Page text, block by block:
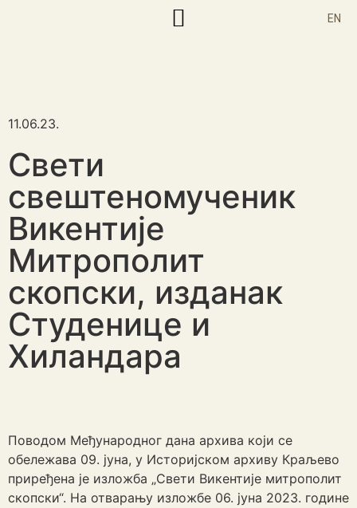
EN
11.06.23.
Свети
свештеномученик
Викентије
Митрополит
скопски, изданак
Студенице и
Хиландара
Поводом Међународног дана архива који се
обележава 09. јуна, у Историјском архиву Краљево
приређена је изложба „Свети Викентије митрополит
скопски“. На отварању изложбе 06. јуна 2023. године